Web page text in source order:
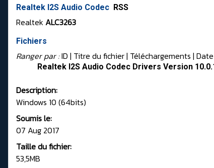
Realtek I2S Audio Codec RSS
Realtek ALC3263
Fichiers
Ranger par :ID | Titre du fichier | Téléchargements |
Realtek I2S Audio Codec Drivers Version
Description:
Windows 10 (64bits)
Soumis le:
07 Aug 2017
Taille du fichier:
53,5MB